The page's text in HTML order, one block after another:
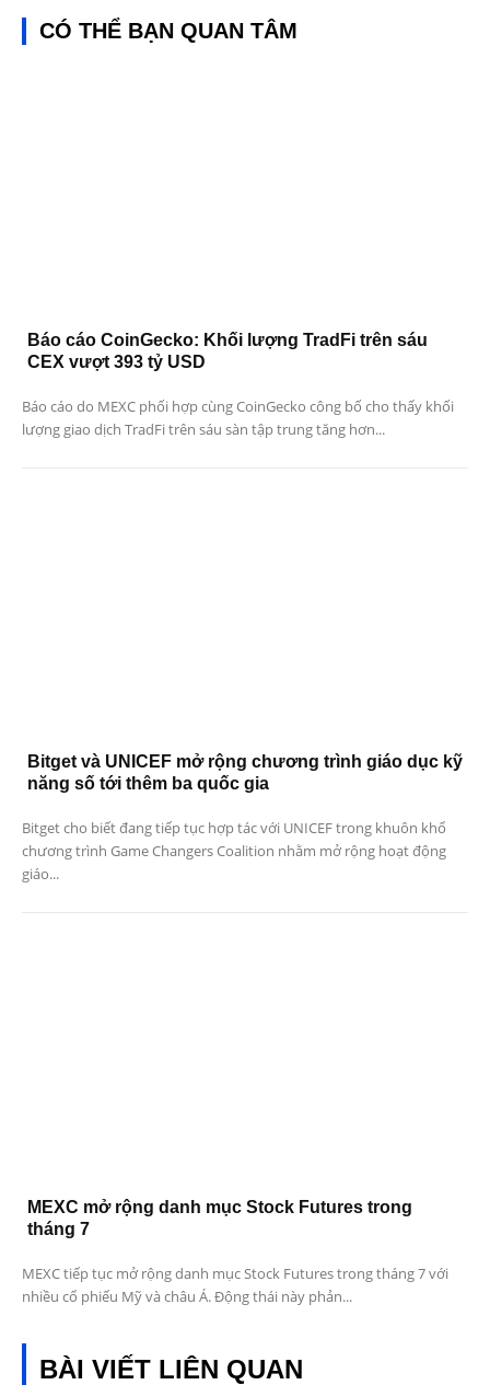
CÓ THỂ BẠN QUAN TÂM
Báo cáo CoinGecko: Khối lượng TradFi trên sáu
CEX vượt 393 tỷ USD
Báo cáo do MEXC phối hợp cùng CoinGecko công bố cho thấy khối
lượng giao dịch TradFi trên sáu sàn tập trung tăng hơn...
Bitget và UNICEF mở rộng chương trình giáo dục kỹ
năng số tới thêm ba quốc gia
Bitget cho biết đang tiếp tục hợp tác với UNICEF trong khuôn khổ
chương trình Game Changers Coalition nhằm mở rộng hoạt động
giáo...
MEXC mở rộng danh mục Stock Futures trong
tháng 7
MEXC tiếp tục mở rộng danh mục Stock Futures trong tháng 7 với
nhiều cổ phiếu Mỹ và châu Á. Động thái này phản...
BÀI VIẾT LIÊN QUAN